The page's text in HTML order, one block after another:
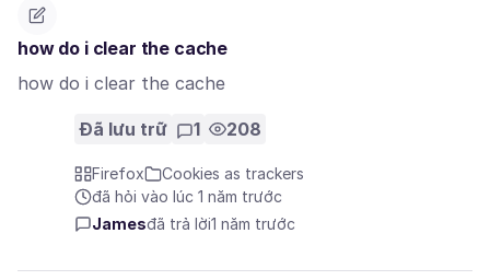
how do i clear the cache
how do i clear the cache
Đã lưu trữ 1 208
Firefox
Cookies as trackers
đã hỏi vào lúc 1 năm trước
Jamesđã trả lời1 năm trước